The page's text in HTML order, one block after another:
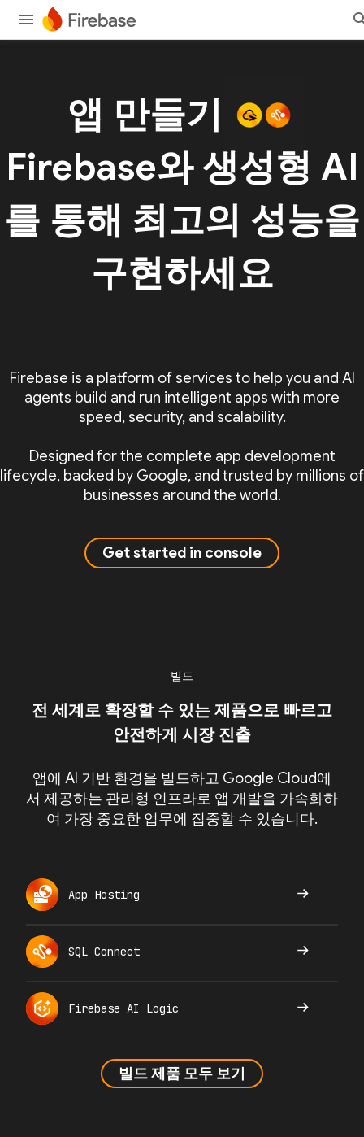
앱 만들기
Firebase와 생성형 AI
를 통해 최고의 성능을
구현하세요
Firebase is a platform of services to help you and AI
agents build and run intelligent apps with more
speed, security, and scalability.
Designed for the complete app development
lifecycle, backed by Google, and trusted by millions of
businesses around the world.
Get started in console
빌드
전 세계로 확장할 수 있는 제품으로 빠르고
안전하게 시장 진출
앱에 AI 기반 환경을 빌드하고 Google Cloud에
서 제공하는 관리형 인프라로 앱 개발을 가속화하
여 가장 중요한 업무에 집중할 수 있습니다.
App Hosting
SQL Connect
Firebase AI Logic
빌드 제품 모두 보기